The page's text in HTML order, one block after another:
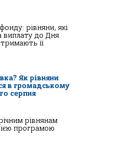
рівняни, які
до Дня
її
Як рівняни
в громадському
серпня
рівнянам
програмою